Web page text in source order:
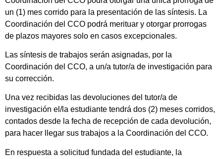
un (1) mes corrido para la presentación de las síntesis. La
Coordinación del CCO podrá merituar y otorgar prorrogas
de plazos mayores solo en casos excepcionales.
Las síntesis de trabajos serán asignadas, por la
Coordinación del CCO, a un/a tutor/a de investigación para
su corrección.
Una vez recibidas las devoluciones del tutor/a de
investigación el/la estudiante tendrá dos (2) meses corridos,
contados desde la fecha de recepción de cada devolución,
para hacer llegar sus trabajos a la Coordinación del CCO.
En respuesta a solicitud fundada del estudiante, la